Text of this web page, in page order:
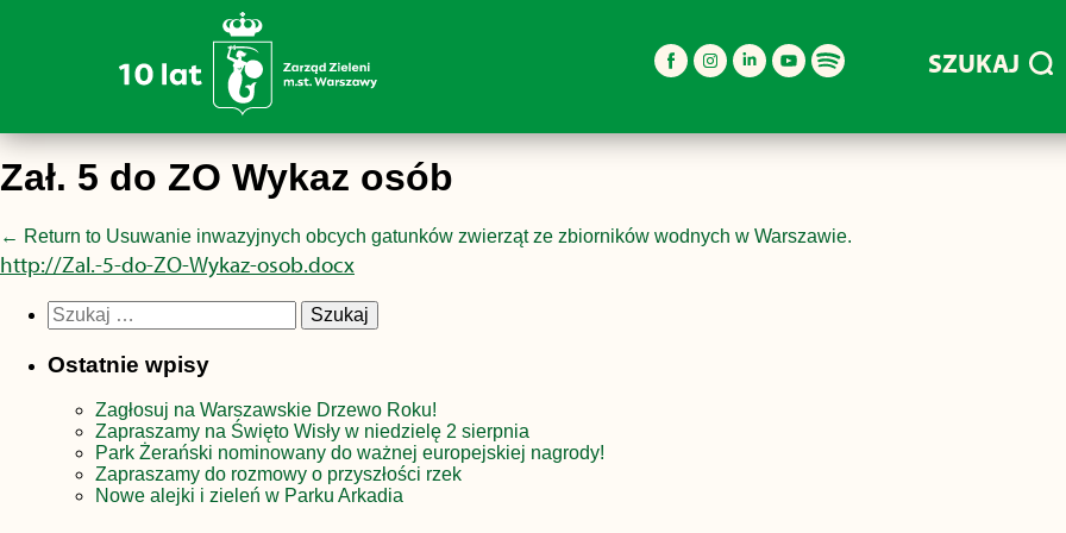
SZUKAJ
Zał. 5 do ZO Wykaz osób
← Return to Usuwanie inwazyjnych obcych gatunków zwierząt ze zbiorników wodnych w Warszawie.
http://Zal.-5-do-ZO-Wykaz-osob.docx
Szukaj:
Ostatnie wpisy
Zagłosuj na Warszawskie Drzewo Roku!
Zapraszamy na Święto Wisły w niedzielę 2 sierpnia
Park Żerański nominowany do ważnej europejskiej nagrody!
Zapraszamy do rozmowy o przyszłości rzek
Nowe alejki i zieleń w Parku Arkadia